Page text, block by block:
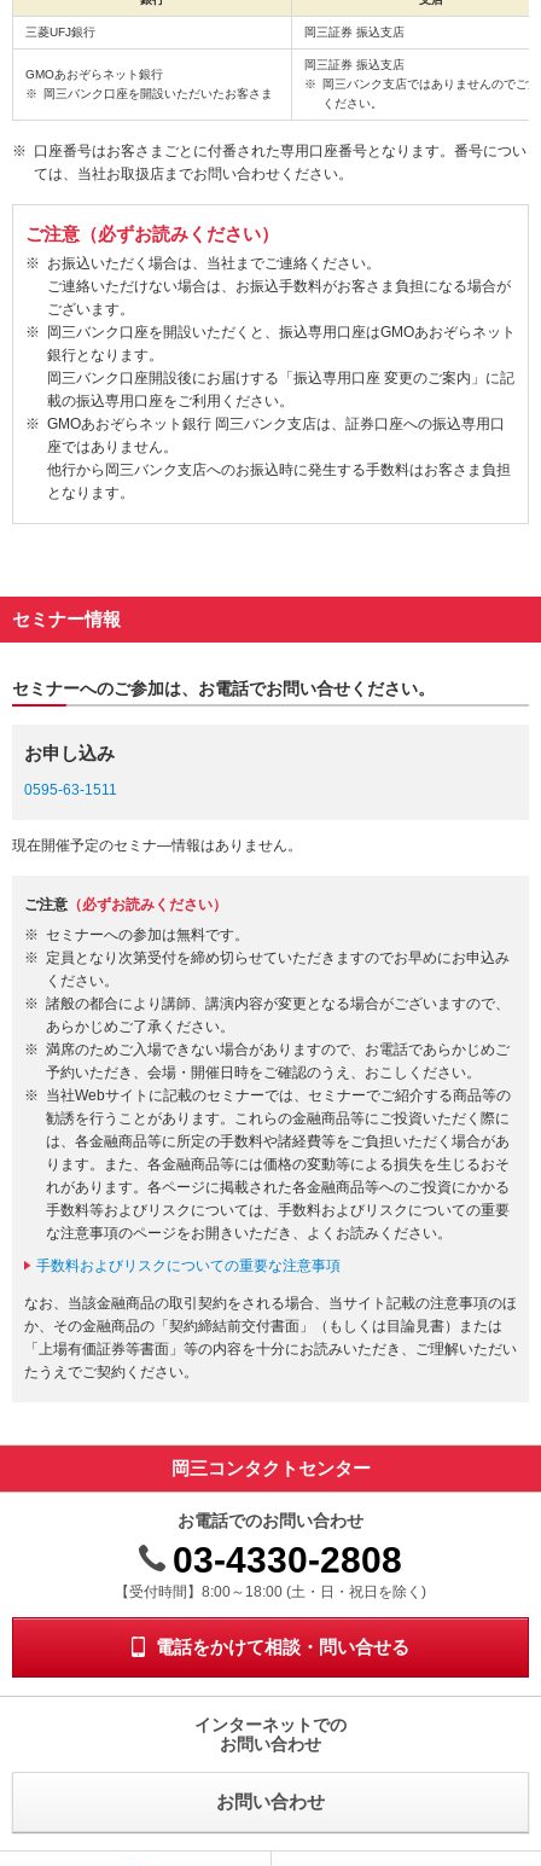
三菱UFJ銀行 岡三証券 振込支店
GMOあおぞらネット銀行
岡三バンク口座を開設いただいたお客さま
岡三証券 振込支店
岡三バンク支店ではありませんのでご
ください。
口座番号はお客さまごとに付番された専用口座番号となります。番号につい
ては、当社お取扱店までお問い合わせください。
ご注意（必ずお読みください）
お振込いただく場合は、当社までご連絡ください。
ご連絡いただけない場合は、お振込手数料がお客さま負担になる場合が
ございます。
岡三バンク口座を開設いただくと、振込専用口座はGMOあおぞらネット
銀行となります。
岡三バンク口座開設後にお届けする「振込専用口座 変更のご案内」に記
載の振込専用口座をご利用ください。
GMOあおぞらネット銀行 岡三バンク支店は、証券口座への振込専用口
座ではありません。
他行から岡三バンク支店へのお振込時に発生する手数料はお客さま負担
となります。
セミナー情報
セミナーへのご参加は、お電話でお問い合せください。
お申し込み
0595-63-1511
現在開催予定のセミナ―情報はありません。
ご注意 （必ずお読みください）
セミナーへの参加は無料です。
定員となり次第受付を締め切らせていただきますのでお早めにお申込み
ください。
諸般の都合により講師、講演内容が変更となる場合がございますので、
あらかじめご了承ください。
満席のためご入場できない場合がありますので、お電話であらかじめご
予約いただき、会場・開催日時をご確認のうえ、おこしください。
当社Webサイトに記載のセミナーでは、セミナーでご紹介する商品等の
勧誘を行うことがあります。これらの金融商品等にご投資いただく際に
は、各金融商品等に所定の手数料や諸経費等をご負担いただく場合があ
ります。また、各金融商品等には価格の変動等による損失を生じるおそ
れがあります。各ページに掲載された各金融商品等へのご投資にかかる
手数料等およびリスクについては、手数料およびリスクについての重要
な注意事項のページをお開きいただき、よくお読みください。
手数料およびリスクについての重要な注意事項
なお、当該金融商品の取引契約をされる場合、当サイト記載の注意事項のほ
か、その金融商品の「契約締結前交付書面」（もしくは目論見書）または
「上場有価証券等書面」等の内容を十分にお読みいただき、ご理解いただい
たうえでご契約ください。
岡三コンタクトセンター
お電話でのお問い合わせ
03-4330-2808
受付時間 8時から18時 ドニチシュクジツを除く
【受付時間】8:00～18:00 (土・日・祝日を除く)
電話をかけて相談・問い合せる
インターネットでの
お問い合わせ
お問い合わせ